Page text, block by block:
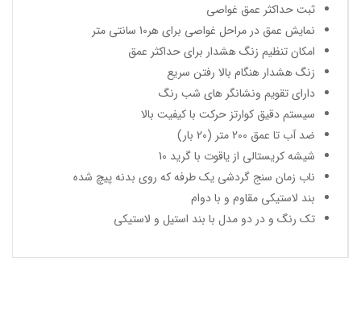
ثبت حداکثر عمق غواصی
نمایش عمق در مراحل غواصی برای هر10 سانتی متر
امکان تنظیم زنگ هشدار برای حداکثر عمق
زنگ هشدار هنگام بالا رفتن سریع
دارای تقویم ونشانگر های شب رنگ
سیستم دقیق کوارتز حرکت با کیفیت بالا
ضد آب تا عمق 200 متر (20 بار)
شیشه کریستالی از یاقوت با گرید 10
ناب زمان سنج گردشی یک طرفه که روی بدنه پیچ شده
بند لاستیکی مقاوم و با دوام
تک رنگ و در دو مدل با بند استیل و لاستیکی